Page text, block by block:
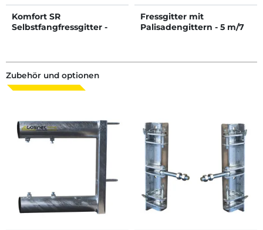
Komfort SR
Selbstfangfressgitter -
Fressgitter mit
Palisadengittern - 5 m/7
Zubehör und optionen